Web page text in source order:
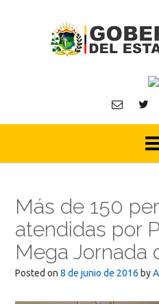
Más de 150
atendidas por
Mega Jornada
Posted on 8 de junio de 2016 by